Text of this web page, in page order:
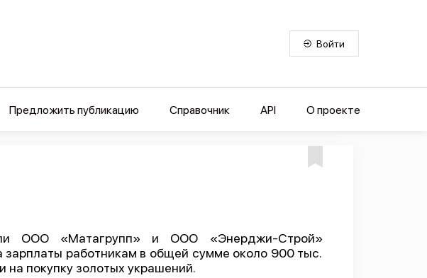
Войти
Предложить публикацию Справочник API О проекте
ООО «Матагрупп» и ООО «Энерджи-Строй»
зарплаты работникам в общей сумме около 900 тыс.
на покупку золотых украшений.